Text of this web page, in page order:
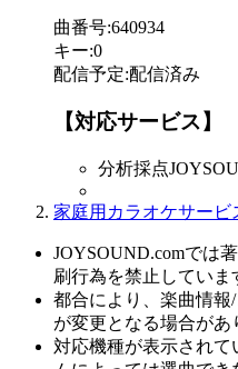
曲番号:640934
キー:0
配信予定:配信済み
【対応サービス】
分析採点
家庭用カラオケサービ
JOYSOUND.comでは
刷行為を禁止していま
都合により、楽曲情報
が変更となる場合があ
対応機種が表示されて